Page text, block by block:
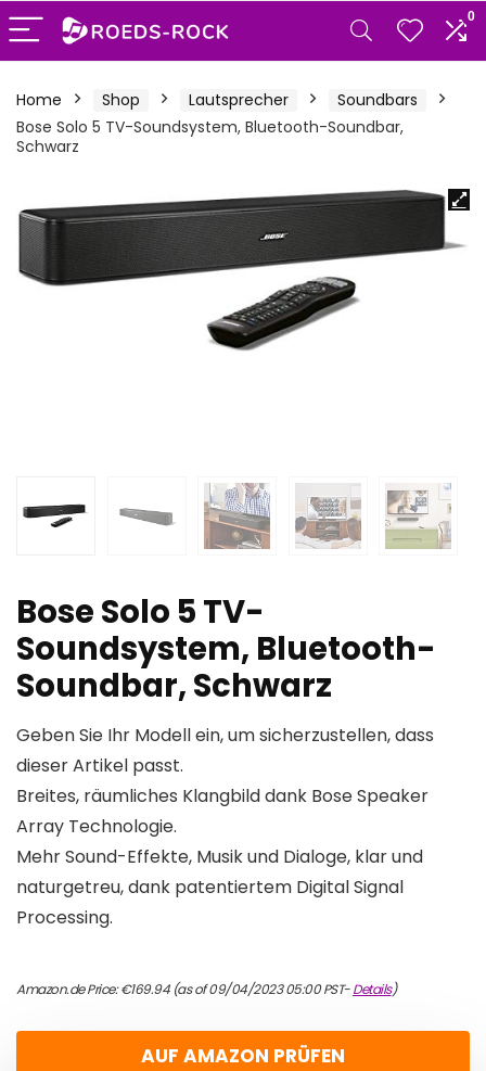
0
Home Shop Lautsprecher
Soundbars
Bose Solo 5 TV-Soundsystem, Bluetooth-Soundbar,
Schwarz
Bose Solo 5 TV-
Soundsystem, Bluetooth-
Soundbar, Schwarz
Geben Sie Ihr Modell ein, um sicherzustellen, dass
dieser Artikel passt.
Breites, räumliches Klangbild dank Bose Speaker
Array Technologie.
Mehr Sound-Effekte, Musik und Dialoge, klar und
naturgetreu, dank patentiertem Digital Signal
Processing.
Amazon.de Price:€169.94(as of 09/04/2023 05:00 PST-Details)
AUF AMAZON PRÜFEN